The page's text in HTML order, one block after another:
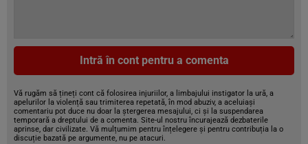
Intră în cont pentru a comenta
Vă rugăm să țineți cont că folosirea injuriilor, a limbajului instigator la ură, a
apelurilor la violență sau trimiterea repetată, în mod abuziv, a aceluiași
comentariu pot duce nu doar la ștergerea mesajului, ci și la suspendarea
temporară a dreptului de a comenta. Site-ul nostru încurajează dezbaterile
aprinse, dar civilizate. Vă mulțumim pentru înțelegere și pentru contribuția la o
discuție bazată pe argumente, nu pe atacuri.